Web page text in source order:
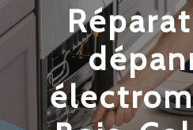
réparation et